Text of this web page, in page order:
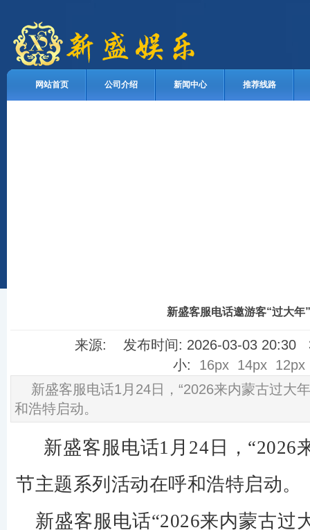
网站首页 公司介绍 新闻中心 推荐线路
新盛客服电话邀游客“过大年”
来源: 发布时间: 2026-03-03 20:30
小: 16px 14px
12px
新盛客服电话​1月24日，“2026来内蒙古过大
和浩特启动。
新盛客服电话1月24日，“2026
节主题系列活动在呼和浩特启动。
新盛客服电话“2026来内蒙古过